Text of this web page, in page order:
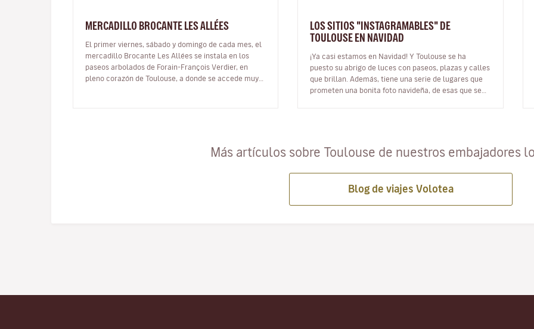
MERCADILLO BROCANTE LES ALLÉES
El primer viernes, sábado y domingo de cada mes, el
mercadillo Brocante Les Allées se instala en los
paseos arbolados de Forain-François Verdier, en
pleno corazón de Toulouse, a donde se accede muy
LOS SITIOS "INSTAGRAMABLES" DE
TOULOUSE EN NAVIDAD
¡Ya casi estamos en Navidad! Y Toulouse se ha
puesto su abrigo de luces con paseos, plazas y calles
que brillan. Además, tiene una serie de lugares que
prometen una bonita foto navideña, de esas que se
Más artículos sobre Toulouse de nuestros embajadores
Blog de viajes Volotea